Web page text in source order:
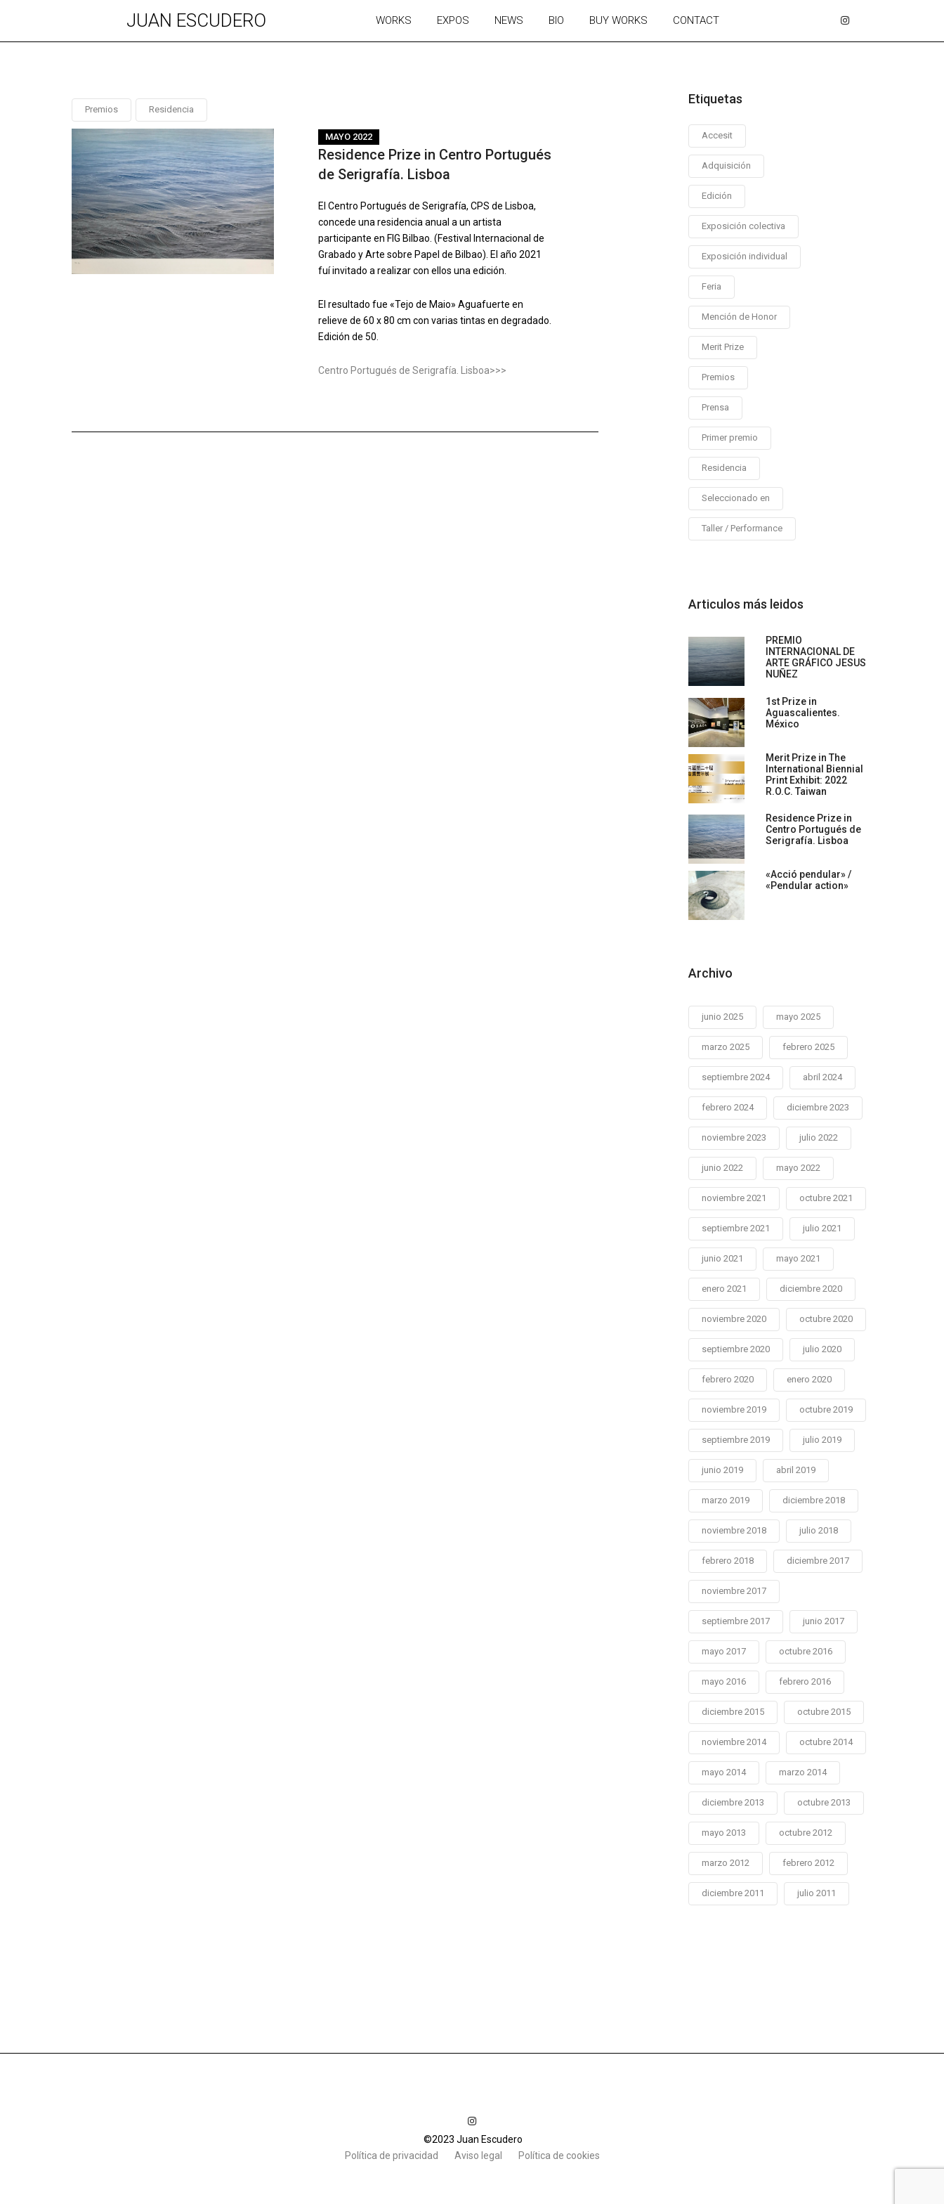
JUAN ESCUDERO WORKS EXPOS NEWS BIO BUY WORKS CONTACT
Premios Residencia
MAYO 2022
Residence Prize in Centro Portugués
de Serigrafía. Lisboa
El Centro Portugués de Serigrafía, CPS de Lisboa,
concede una residencia anual a un artista
participante en FIG Bilbao. (Festival Internacional de
Grabado y Arte sobre Papel de Bilbao). El año 2021
fuí invitado a realizar con ellos una edición.
El resultado fue «Tejo de Maio» Aguafuerte en
relieve de 60 x 80 cm con varias tintas en degradado.
Edición de 50.
Centro Portugués de Serigrafía. Lisboa>>>
Etiquetas
Accesit
Adquisición
Edición
Exposición colectiva
Exposición individual
Feria
Mención de Honor
Merit Prize
Premios
Prensa
Primer premio
Residencia
Seleccionado en
Taller / Performance
Articulos más leidos
PREMIO
INTERNACIONAL DE
ARTE GRÁFICO JESUS
NUÑEZ
1st Prize in
Aguascalientes.
México
Merit Prize in The
International Biennial
Print Exhibit: 2022
R.O.C. Taiwan
Residence Prize in
Centro Portugués de
Serigrafía. Lisboa
«Acció pendular» /
«Pendular action»
Archivo
junio 2025 mayo 2025
marzo 2025 febrero 2025
septiembre 2024 abril 2024
febrero 2024 diciembre 2023
noviembre 2023 julio 2022
junio 2022 mayo 2022
noviembre 2021 octubre 2021
septiembre 2021 julio 2021
junio 2021 mayo 2021
enero 2021 diciembre 2020
noviembre 2020 octubre 2020
septiembre 2020 julio 2020
febrero 2020 enero 2020
noviembre 2019 octubre 2019
septiembre 2019 julio 2019
junio 2019 abril 2019
marzo 2019 diciembre 2018
noviembre 2018 julio 2018
febrero 2018 diciembre 2017
noviembre 2017
septiembre 2017 junio 2017
mayo 2017 octubre 2016
mayo 2016 febrero 2016
diciembre 2015 octubre 2015
noviembre 2014 octubre 2014
mayo 2014 marzo 2014
diciembre 2013 octubre 2013
mayo 2013 octubre 2012
marzo 2012 febrero 2012
diciembre 2011 julio 2011
©2023 Juan Escudero
Política de privacidad
Aviso legal Política de cookies